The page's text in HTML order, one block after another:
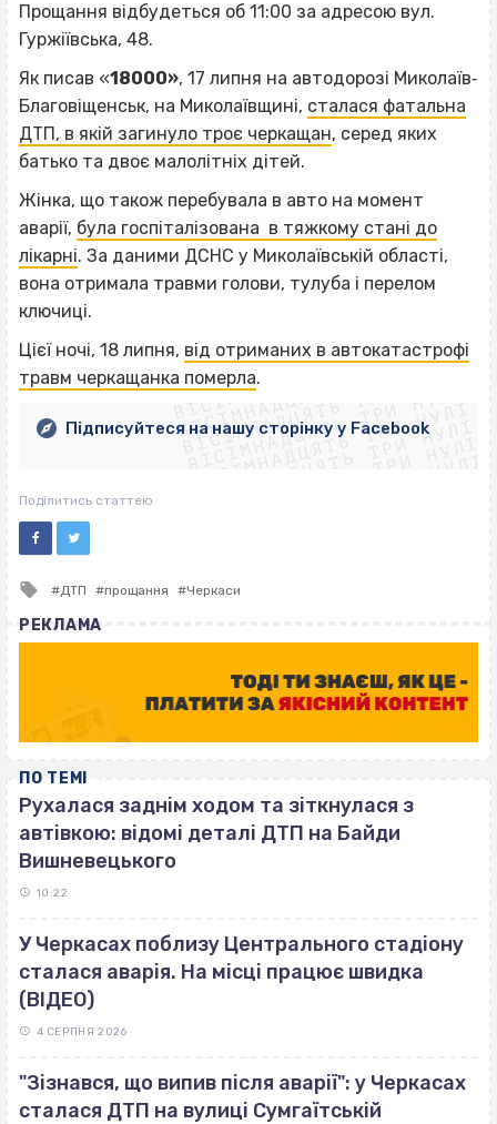
Прощання відбудеться об 11:00 за адресою вул.
Гуржіївська, 48.
Як писав «18000», 17 липня на автодорозі Миколаїв‐
Благовіщенськ, на Миколаївщині, сталася фатальна
ДТП, в якій загинуло троє черкащан, серед яких
батько та двоє малолітніх дітей.
Жінка, що також перебувала в авто на момент
аварії, була госпіталізована в тяжкому стані до
лікарні. За даними ДСНС у Миколаївській області,
вона отримала травми голови, тулуба і перелом
ключиці.
Цієї ночі, 18 липня, від отриманих в автокатастрофі
травм черкащанка померла.
ВІСІМНАДЦЯТЬ ТРИ НУЛІ
ВІСІМНАДЦЯТЬ ТРИ НУЛІ
ВІСІМНАДЦЯТЬ ТРИ НУЛІ
ВІСІМНАДЦЯТЬ ТРИ НУЛІ
ВІСІМНАДЦЯТЬ ТРИ НУЛІ
ВІСІМНАДЦЯТЬ ТРИ НУЛІ
ВІСІМНАДЦЯТЬ ТРИ НУЛІ
ВІСІМНАДЦЯТЬ ТРИ НУЛІ
Підписуйтеся на нашу сторінку у Facebook
Поділитись статтею
Tagged
ДТП прощання Черкаси
РЕКЛАМА
ПО ТЕМІ
Рухалася заднім ходом та зіткнулася з
автівкою: відомі деталі ДТП на Байди
Вишневецького
10:22
У Черкасах поблизу Центрального стадіону
сталася аварія. На місці працює швидка
(ВІДЕО)
4 СЕРПНЯ 2026
"Зізнався, що випив після аварії": у Черкасах
сталася ДТП на вулиці Сумгаїтській